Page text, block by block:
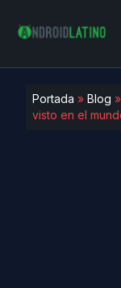
Portada » Blog »
visto en el